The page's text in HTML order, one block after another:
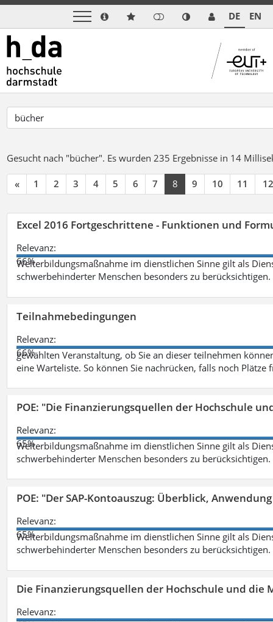
DE EN
Gesucht nach "bücher". Es wurden 235 Ergebnisse in 14
« 1 2 3 4 5 6 7 8 9 10 11 12
Excel 2016 Fortgeschrittene - Funktionen und
Relevanz:
66%
Weiterbildungsmaßnahme im dienstlichen Sinne gilt als
schwerbehinderter Menschen besonders zu berücksichtigen.
Teilnahmebedingungen
Relevanz:
66%
gewählten Veranstaltung, ob Sie an dieser teilnehmen
eine Warteliste. So können Sie nachrücken, falls noch Plätze
POE: "Die Finanzierungsquellen der Hochschule
Relevanz:
65%
Weiterbildungsmaßnahme im dienstlichen Sinne gilt als
schwerbehinderter Menschen besonders zu berücksichtigen.
POE: "Der SAP-Kontoauszug: Überblick,
Relevanz:
65%
Weiterbildungsmaßnahme im dienstlichen Sinne gilt als
schwerbehinderter Menschen besonders zu berücksichtigen.
Die Finanzierungsquellen der Hochschule und die
Relevanz: